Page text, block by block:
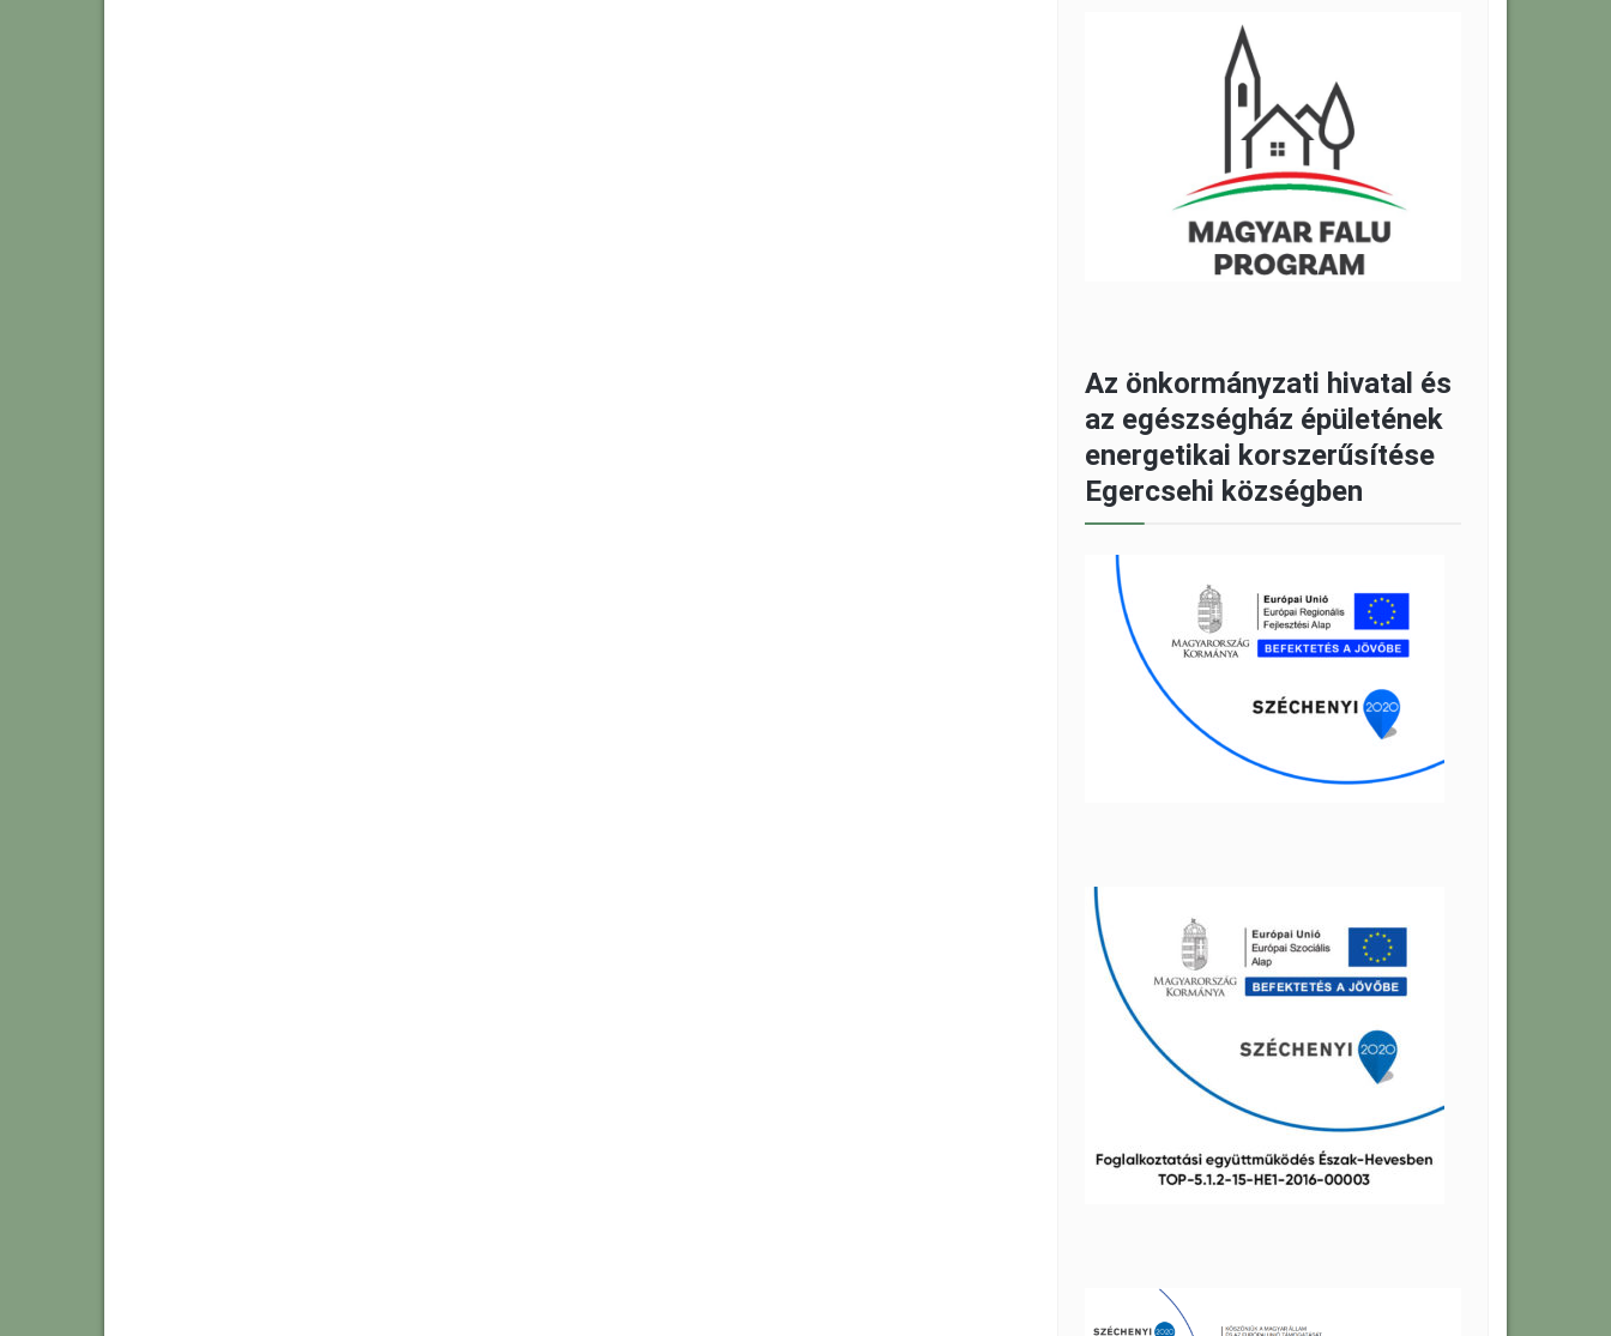
Az önkormányzati hivatal és
az egészségház épületének
energetikai korszerűsítése
Egercsehi községben